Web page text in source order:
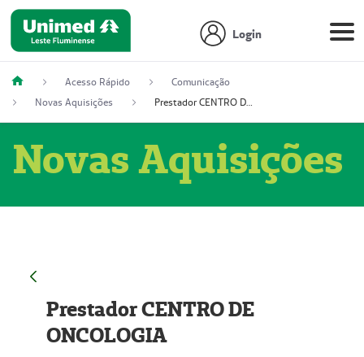
Login
Acesso Rápido
Comunicação
Novas Aquisições
Prestador CENTRO DE ONCOLOGIA
Novas Aquisições
Prestador CENTRO DE
ONCOLOGIA